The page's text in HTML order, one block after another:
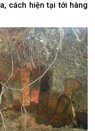
cách hiện tại tới hàng